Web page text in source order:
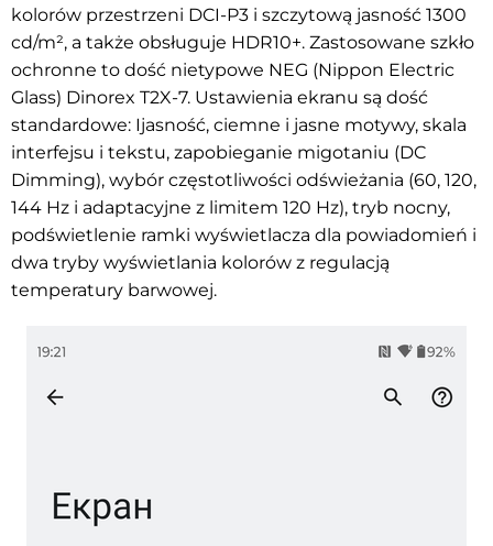
kolorów przestrzeni DCI-P3 i szczytową jasność 1300
cd/m², a także obsługuje HDR10+. Zastosowane szkło
ochronne to dość nietypowe NEG (Nippon Electric
Glass) Dinorex T2X-7. Ustawienia ekranu są dość
standardowe: Ijasność, ciemne i jasne motywy, skala
interfejsu i tekstu, zapobieganie migotaniu (DC
Dimming), wybór częstotliwości odświeżania (60, 120,
144 Hz i adaptacyjne z limitem 120 Hz), tryb nocny,
podświetlenie ramki wyświetlacza dla powiadomień i
dwa tryby wyświetlania kolorów z regulacją
temperatury barwowej.